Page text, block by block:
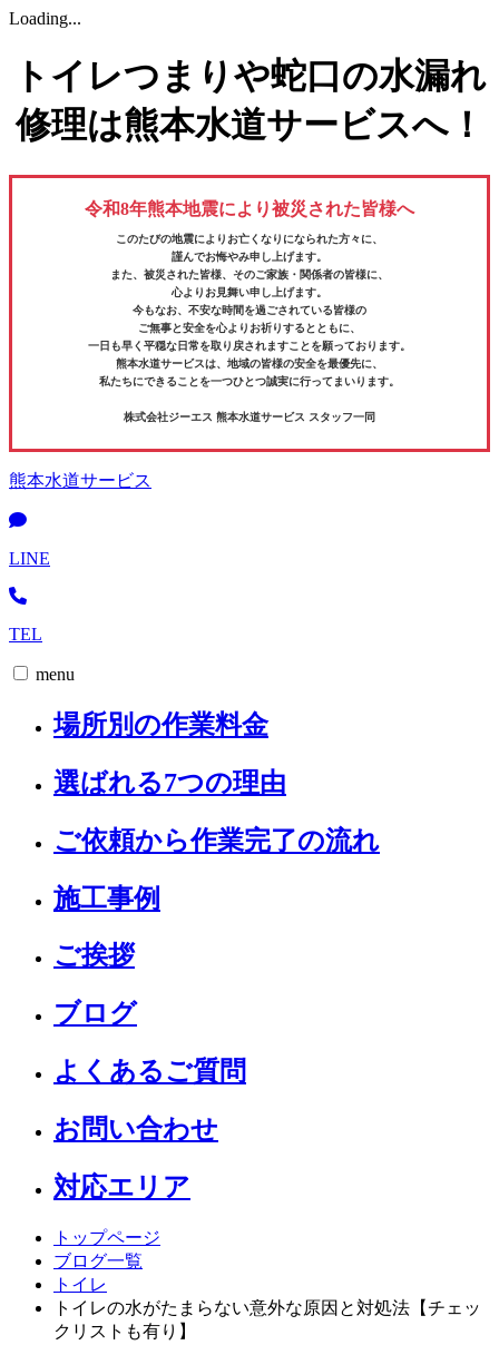
Loading...
トイレつまりや蛇口の水漏れ
修理は熊本水道サービスへ！
令和8年熊本地震により被災された皆様へ
このたびの地震によりお亡くなりになられた方々に、
謹んでお悔やみ申し上げます。
また、被災された皆様、そのご家族・関係者の皆様に、
心よりお見舞い申し上げます。
今もなお、不安な時間を過ごされている皆様の
ご無事と安全を心よりお祈りするとともに、
一日も早く平穏な日常を取り戻されますことを願っております。
熊本水道サービスは、地域の皆様の安全を最優先に、
私たちにできることを一つひとつ誠実に行ってまいります。
株式会社ジーエス 熊本水道サービス スタッフ一同
熊本水道サービス
LINE
TEL
menu
場所別の作業料金
選ばれる7つの理由
ご依頼から作業完了の流れ
施工事例
ご挨拶
ブログ
よくあるご質問
お問い合わせ
対応エリア
トップページ
ブログ一覧
トイレ
トイレの水がたまらない意外な原因と対処法【チェッ
クリストも有り】